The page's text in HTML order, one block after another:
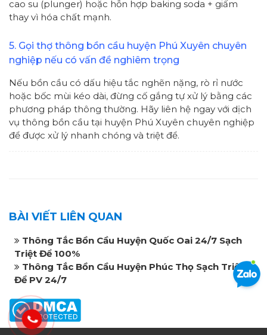
cao su (plunger) hoặc hỗn hợp baking soda + giấm
thay vì hóa chất mạnh.
5. Gọi thợ thông bồn cầu huyện Phú Xuyên chuyên
nghiệp nếu có vấn đề nghiêm trọng
Nếu bồn cầu có dấu hiệu tắc nghẽn nặng, rò rỉ nước
hoặc bốc mùi kéo dài, đừng cố gắng tự xử lý bằng các
phương pháp thông thường. Hãy liên hệ ngay với dịch
vụ thông bồn cầu tại huyện Phú Xuyên chuyên nghiệp
để được xử lý nhanh chóng và triệt để.
BÀI VIẾT LIÊN QUAN
Thông Tắc Bồn Cầu Huyện Quốc Oai 24/7 Sạch
Triệt Để 100%
Thông Tắc Bồn Cầu Huyện Phúc Thọ Sạch Triệt
Để PV 24/7